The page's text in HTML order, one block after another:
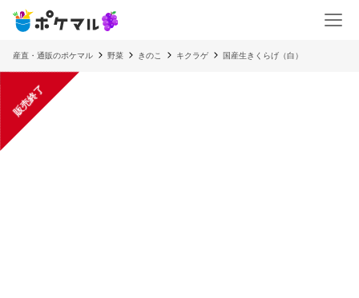
産直・通販のポケマル 野菜 きのこ キクラゲ 国産生きくらげ（白）
販売終了